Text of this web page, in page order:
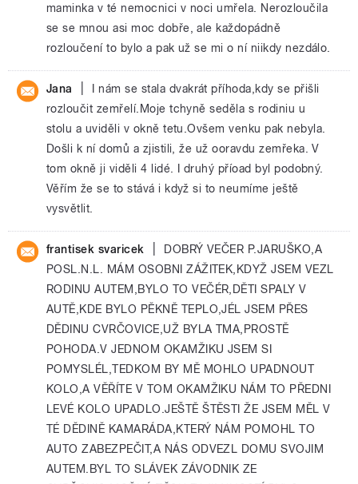
maminka v té nemocnici v noci umřela. Nerozloučila
se se mnou asi moc dobře, ale každopádně
rozloučení to bylo a pak už se mi o ní niikdy nezdálo.
Jana
I nám se stala dvakrát příhoda,kdy se přišli
rozloučit zemřelí.Moje tchyně seděla s rodiniu u
stolu a uviděli v okně tetu.Ovšem venku pak nebyla.
Došli k ní domů a zjistili, že už ooravdu zemřeka. V
tom okně ji viděli 4 lidé. I druhý příoad byl podobný.
Věřím že se to stává i když si to neumíme ještě
vysvětlit.
frantisek svaricek
DOBRÝ VEČER P.JARUŠKO,A
POSL.N.L. MÁM OSOBNI ZÁŽITEK,KDYŽ JSEM VEZL
RODINU AUTEM,BYLO TO VEČÉR,DĚTI SPALY V
AUTĚ,KDE BYLO PĚKNĚ TEPLO,JÉL JSEM PŘES
DĚDINU CVRČOVICE,UŽ BYLA TMA,PROSTĚ
POHODA.V JEDNOM OKAMŽIKU JSEM SI
POMYSLÉL,TEDKOM BY MĚ MOHLO UPADNOUT
KOLO,A VĚŘÍTE V TOM OKAMŽIKU NÁM TO PŘEDNI
LEVÉ KOLO UPADLO.JEŠTĚ ŠTĚSTI ŽE JSEM MĚL V
TÉ DĚDINĚ KAMARÁDA,KTERÝ NÁM POMOHL TO
AUTO ZABEZPEČIT,A NÁS ODVEZL DOMU SVOJIM
AUTEM.BYL TO SLÁVEK ZÁVODNIK ZE